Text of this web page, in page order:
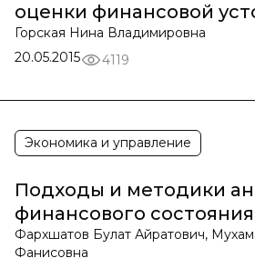
оценки финансовой
Горская Нина Владимировна
20.05.2015
4119
Экономика и управление
Подходы и методики
финансового
Фархшатов Булат Айратович,
Фанисовна